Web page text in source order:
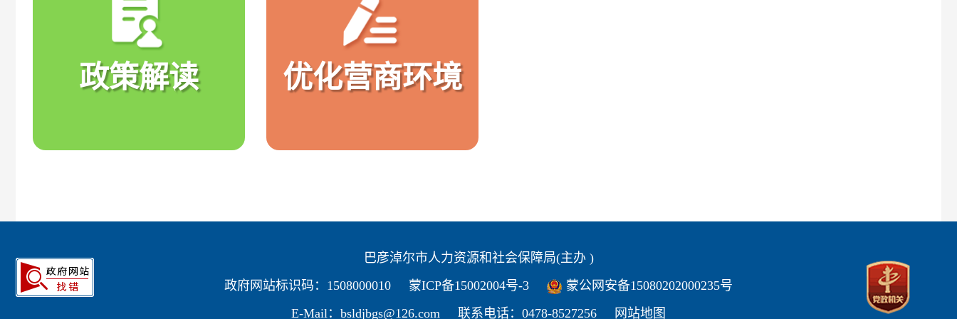
政策解读 优化营商环境
巴彦淖尔市人力资源和社会保障局(主办 )
政府网站标识码：1508000010
蒙ICP备15002004号-3
蒙公网安备15080202000235号
E-Mail：bsldjbgs@126.com
联系电话：0478-8527256 网站地图